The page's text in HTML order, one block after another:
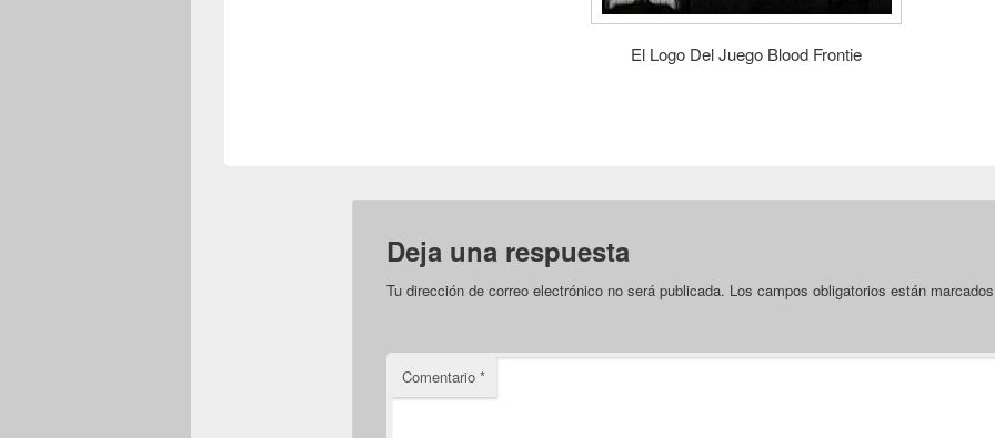
El Logo Del Juego Blood Frontie
Deja una respuesta
Tu dirección de correo electrónico no será publicada. Los campos obligatorios están
Comentario*